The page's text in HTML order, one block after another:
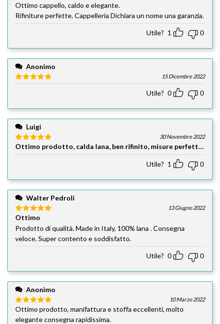
Valutato5
su 5
Ottimo cappello, caldo e elegante.
Rifiniture perfette. Cappelleria Dichiara un nome una garanzia.
Utile? 1 0
Anonimo
15 Dicembre 2022
Utile? 0 0
Luigi
Valutato5
su 5
30 Novembre 2022
Ottimo prodotto, calda lana, ben rifinito, misure perfette,
Utile? 1 0
Walter Pedroli
Valutato
su 5
13 Giugno 2022
Ottimo
Prodotto di qualità. Made in Italy, 100% lana . Consegna
veloce. Super contento e soddisfatto.
Utile? 0 0
Anonimo
Valutato5
su 5
10 Marzo 2022
Ottimo prodotto, manifattura e stoffa eccellenti, molto
elegante consegna rapidissima.